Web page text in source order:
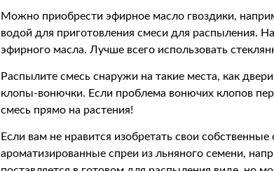
Можно приобрести эфирное масло гвоздики,
водой для приготовления смеси для распыления.
эфирного масла. Лучше всего использовать
Распылите смесь снаружи на такие места, как
клопы-вонючки. Если проблема вонючих клопов
смесь прямо на растения!
Если вам не нравится изобретать свои
ароматизированные спреи из льняного семени,